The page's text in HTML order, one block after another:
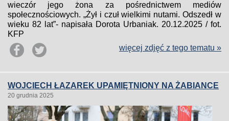
wieczór jego żona za pośrednictwem mediów
społecznościowych. „Żył i czuł wielkimi nutami. Odszedł w
wieku 82 lat”- napisała Dorota Urbaniak. 20.12.2025 / fot.
KFP
więcej zdjęć z tego tematu »
WOJCIECH ŁAZAREK UPAMIĘTNIONY NA ŻABIANCE
20 grudnia 2025